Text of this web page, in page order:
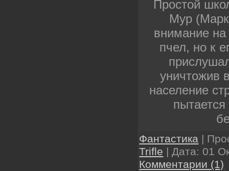
Простой
Мур (Марк
внимание
пчел, но к
уничтожив
население
пытается
Фантастика |
Trifle | Дата: 01
Комментарии (1)